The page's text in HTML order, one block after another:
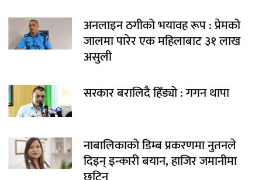
अनलाइन ठगीको भयावह रूप : प्रेमको
जालमा पारेर एक महिलाबाट ३१ लाख
असुली
सरकार बरालिदै हिँड्यो : गगन थापा
नाबालिकाको डिम्ब प्रकरणमा नुतनले
दिइन् इन्कारी बयान, हाजिर जमानीमा